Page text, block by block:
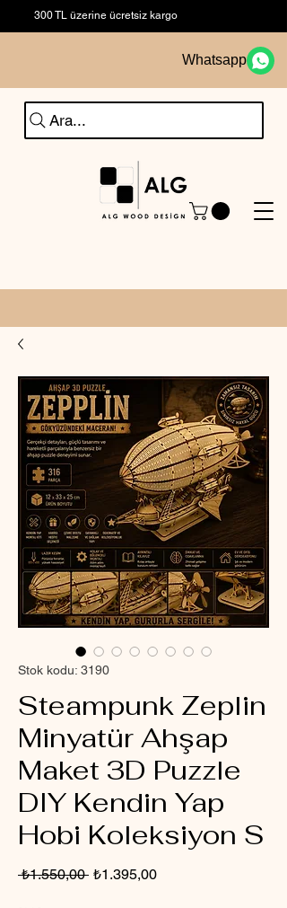
300 TL üzerine ücretsiz kargo
Ara...
Whatsapp
Stok kodu: 3190
Steampunk Zeplin
Minyatür Ahşap
Maket 3D Puzzle
DIY Kendin Yap
Hobi Koleksiyon S
₺1.550,00 Normal
₺1.395,00İndirimli